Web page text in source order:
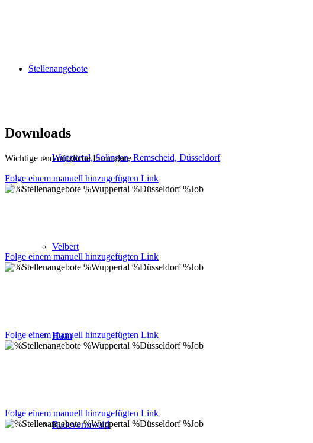
Stellenangebote
Wuppertal, Solingen, Remscheid, Düsseldorf
Velbert
Haan
Radevormwald
Downloads
Wichtige und nützliche Formulare
Folge einem manuell hinzugefügten Link
Folge einem manuell hinzugefügten Link
Folge einem manuell hinzugefügten Link
Folge einem manuell hinzugefügten Link